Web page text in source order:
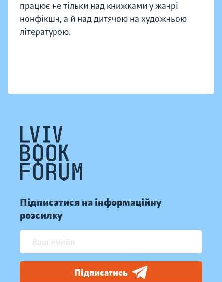
працює не тільки над книжками у жанрі
нонфікшн, а й над дитячою на художньою
літературою.
Підписатися на інформаційну
розсилку
Підписатись